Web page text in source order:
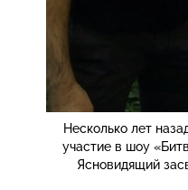
Несколько лет
участие в шоу
Ясновидящий